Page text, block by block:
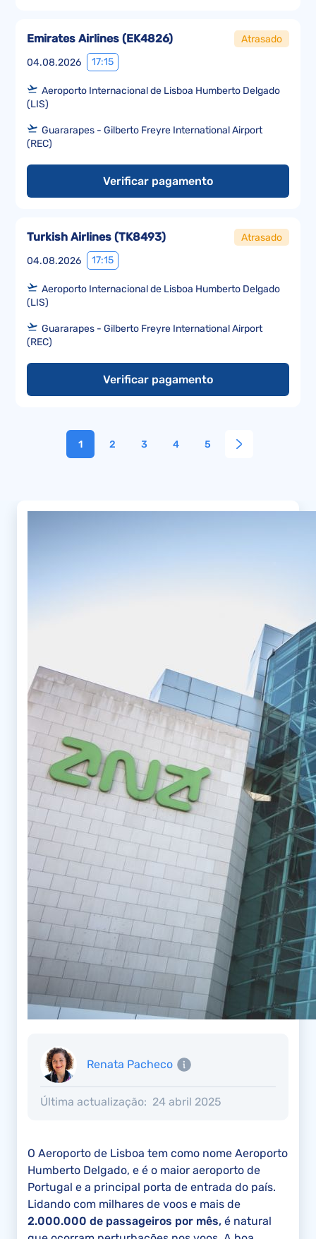
04.08.2026 17:15
Emirates Airlines (EK4826) Atrasado
Aeroporto Internacional de Lisboa Humberto Delgado
(LIS)
Guararapes - Gilberto Freyre International Airport
(REC)
Verificar pagamento
04.08.2026 17:15
Turkish Airlines (TK8493) Atrasado
Aeroporto Internacional de Lisboa Humberto Delgado
(LIS)
Guararapes - Gilberto Freyre International Airport
(REC)
Verificar pagamento
1 2 3 4 5
Renata Pacheco
Última actualização: 24 abril 2025
O Aeroporto de Lisboa tem como nome Aeroporto
Humberto Delgado, e é o maior aeroporto de
Portugal e a principal porta de entrada do país.
Lidando com milhares de voos e mais de
2.000.000 de passageiros por mês, é natural